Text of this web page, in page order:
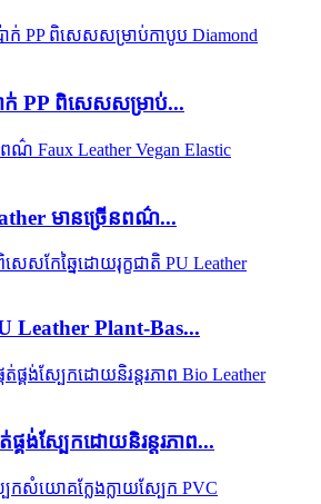
PP ពិសេសសម្រាប់...
មានច្រើនពណ៌...
Leather Plant-Bas...
ផ្គង់ស្បែកដោយនិរន្តរភាព...